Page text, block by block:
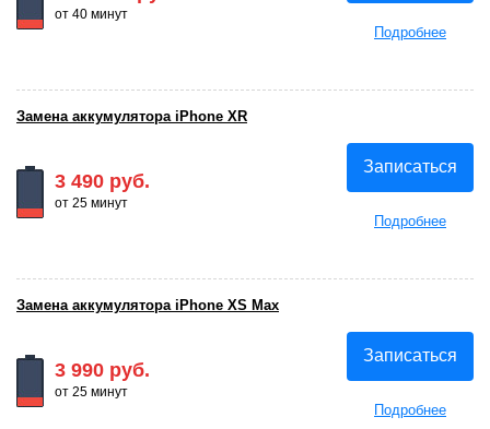
от 40 минут
Подробнее
3 490 руб.
от 25 минут
Записаться
Подробнее
Замена аккумулятора iPhone XR
3 990 руб.
от 25 минут
Записаться
Подробнее
Замена аккумулятора iPhone XS Max